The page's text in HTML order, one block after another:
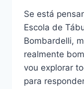
Se está
Escola de
Bombardelli,
realmente
vou explorar
para